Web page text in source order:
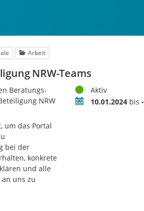
Arbeit
NRW-Teams
Beratungs-
NRW
um das Portal
bei der
konkrete
und alle
uns zu
StatusAktiv
Zeitraum10.01.2024 bis-